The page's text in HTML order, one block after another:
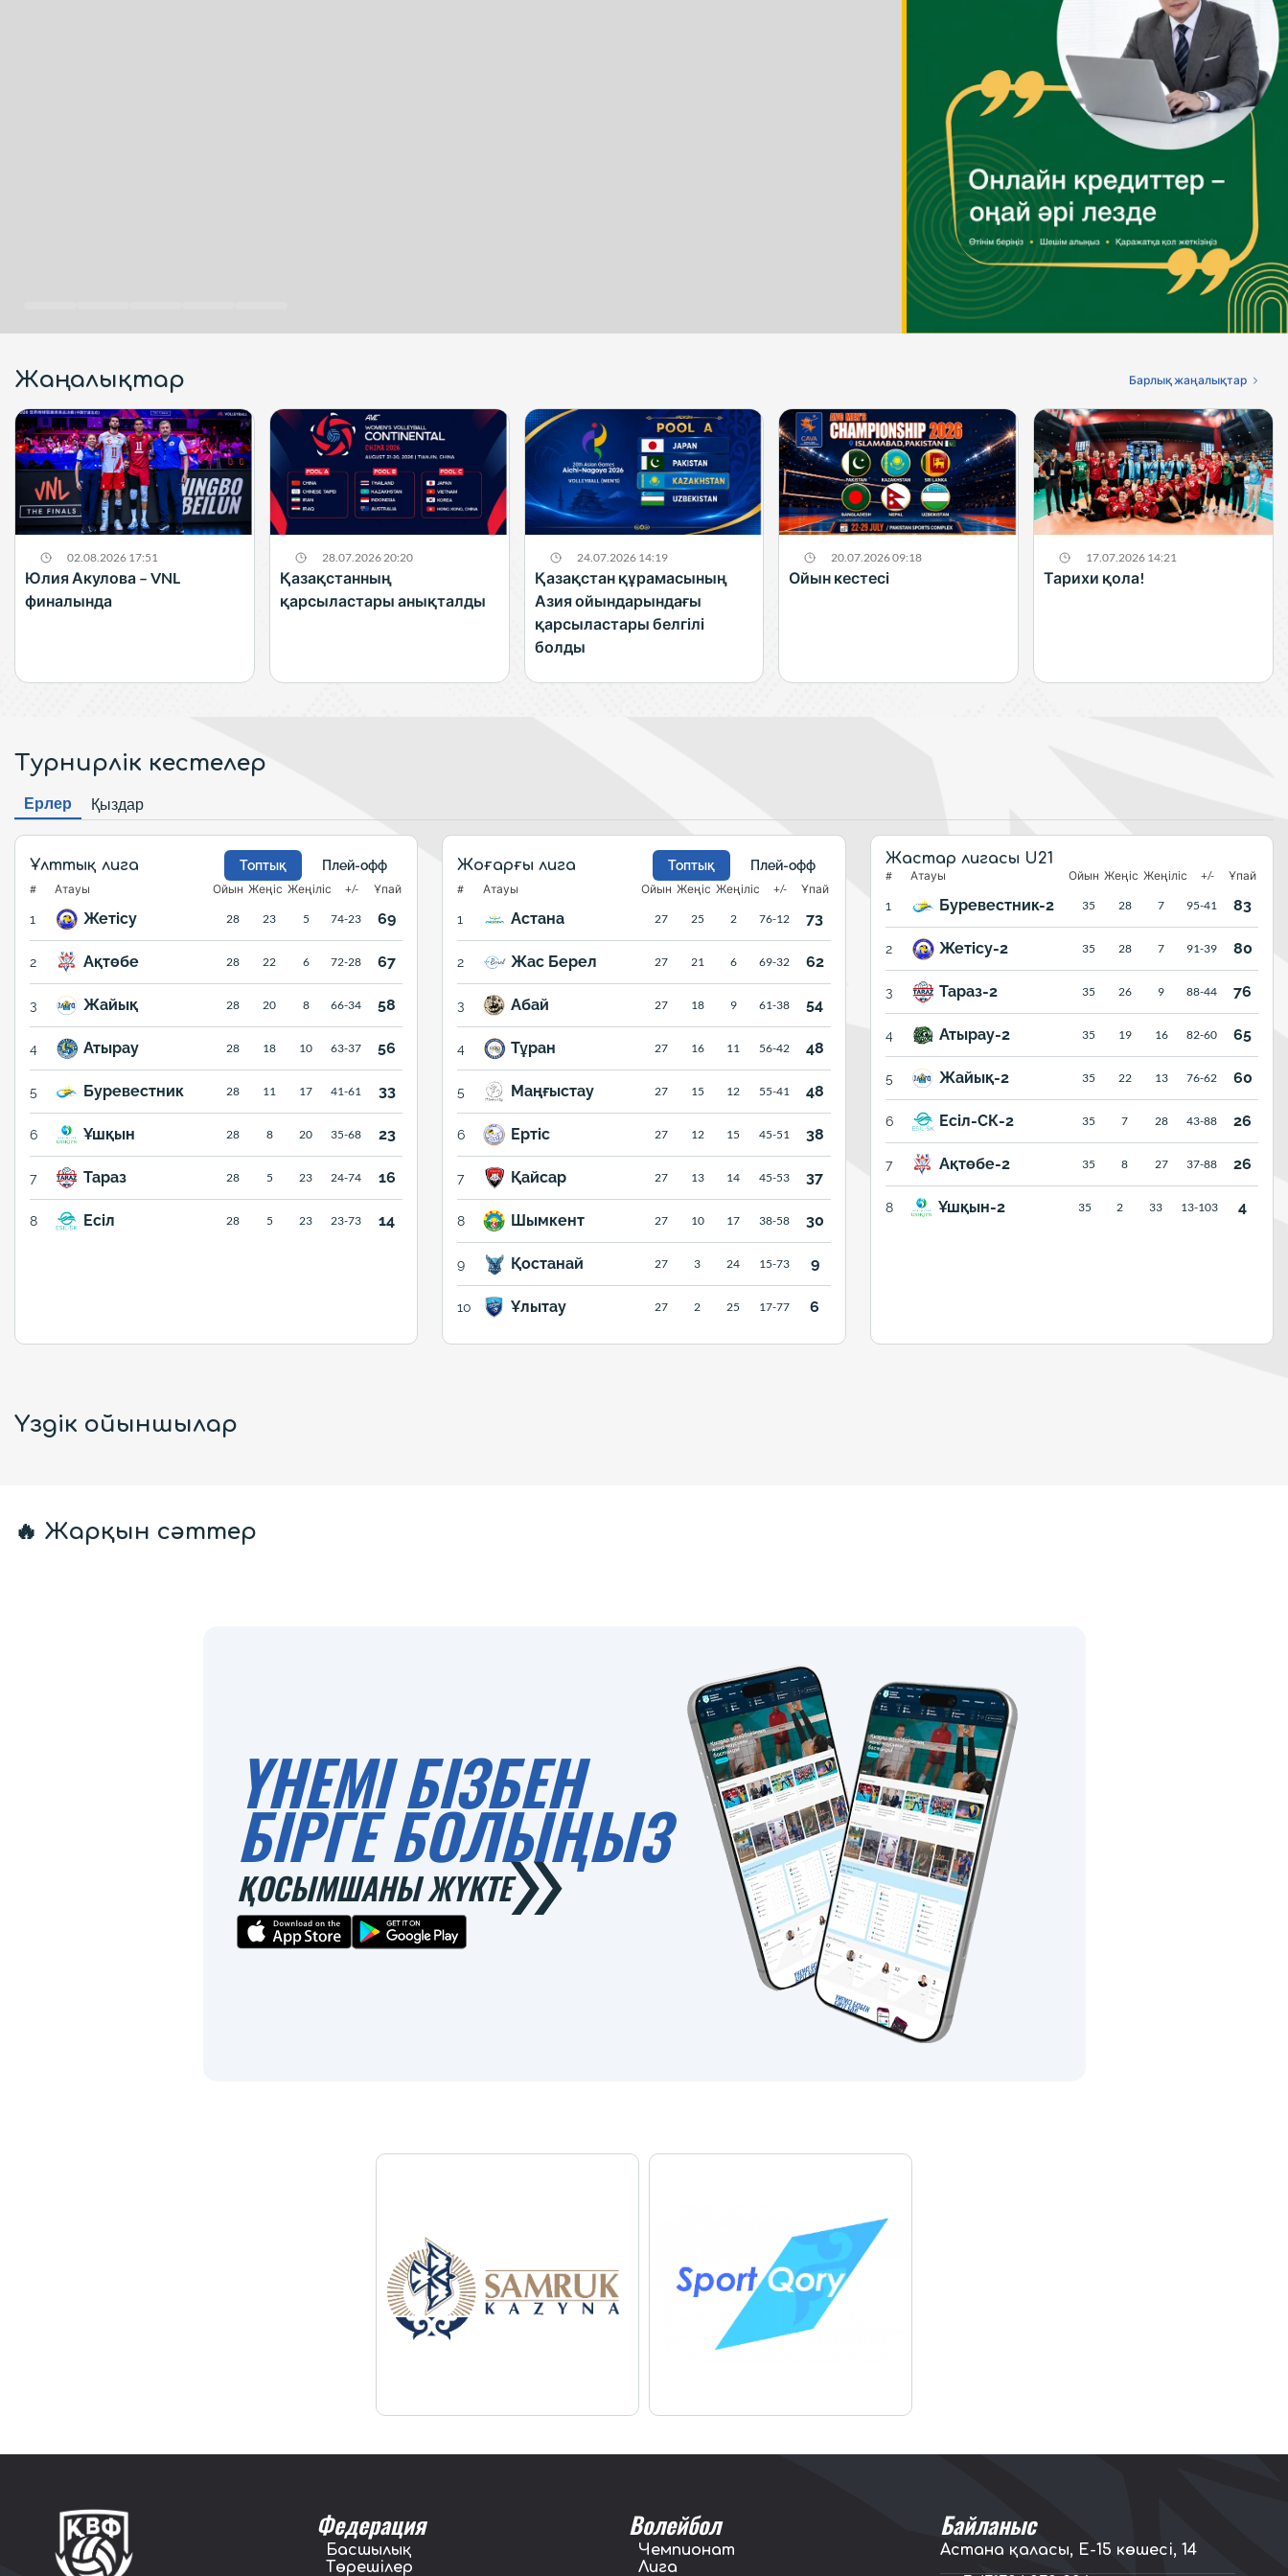
Жаңалықтар Барлық жаңалықтар
02.08.2026 17:51
Юлия Акулова – VNL
финалында
28.07.2026 20:20
Қазақстанның
қарсыластары анықталды
24.07.2026 14:19
Қазақстан құрамасының
Азия ойындарындағы
қарсыластары белгілі
болды
20.07.2026 09:18
Ойын кестесі
17.07.2026 14:21
Тарихи қола!
Турнирлік кестелер
Ерлер Қыздар
Ұлттық лига Топтық Плей-офф
# Атауы Ойын Жеңіс Жеңіліс +/- Ұпай
1 Жетісу 28 23 5 74-23 69
2 Ақтөбе 28 22 6 72-28 67
3 Жайық 28 20 8 66-34 58
4 Атырау 28 18 10 63-37 56
5 Буревестник 28 11 17 41-61 33
6 Ұшқын 28 8 20 35-68 23
7 Тараз 28 5 23 24-74 16
8 Есіл 28 5 23 23-73 14
Жоғарғы лига Топтық Плей-офф
# Атауы Ойын Жеңіс Жеңіліс +/- Ұпай
1 Астана 27 25 2 76-12 73
2 Жас Берел 27 21 6 69-32 62
3 Абай 27 18 9 61-38 54
4 Тұран 27 16 11 56-42 48
5 Маңғыстау 27 15 12 55-41 48
6 Ертіс 27 12 15 45-51 38
7 Қайсар 27 13 14 45-53 37
8 Шымкент 27 10 17 38-58 30
9 Қостанай 27 3 24 15-73 9
10 Ұлытау 27 2 25 17-77 6
Жастар лигасы U21
# Атауы Ойын Жеңіс Жеңіліс +/- Ұпай
1 Буревестник-2 35 28 7 95-41 83
2 Жетісу-2 35 28 7 91-39 80
3 Тараз-2 35 26 9 88-44 76
4 Атырау-2 35 19 16 82-60 65
5 Жайық-2 35 22 13 76-62 60
6 Есіл-СК-2 35 7 28 43-88 26
7 Ақтөбе-2 35 8 27 37-88 26
8 Ұшқын-2 35 2 33 13-103 4
Үздік ойыншылар
🔥 Жарқын сәттер
ҮНЕМІ БІЗБЕН
БІРГЕ БОЛЫҢЫЗ
ҚОСЫМШАНЫ ЖҮКТЕ
Федерация
Басшылық
Төрешілер
Волейбол
Чемпионат
Лига
Байланыс
Астана қаласы, E-15 көшесі, 14